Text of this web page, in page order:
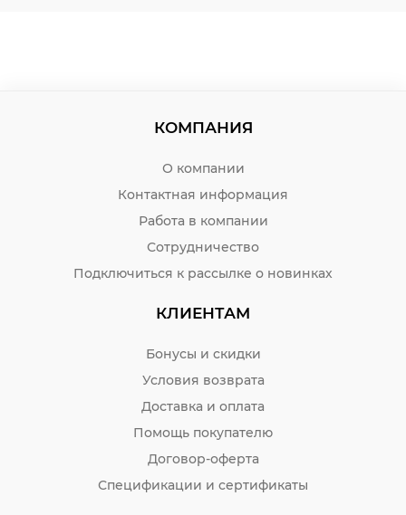
КОМПАНИЯ
О компании
Контактная информация
Работа в компании
Сотрудничество
Подключиться к рассылке о новинках
КЛИЕНТАМ
Бонусы и скидки
Условия возврата
Доставка и оплата
Помощь покупателю
Договор-оферта
Спецификации и сертификаты